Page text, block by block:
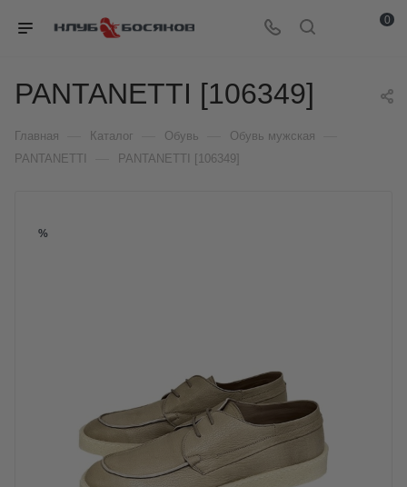
0
PANTANETTI [106349]
Главная Каталог Обувь Обувь мужская
PANTANETTI PANTANETTI [106349]
%